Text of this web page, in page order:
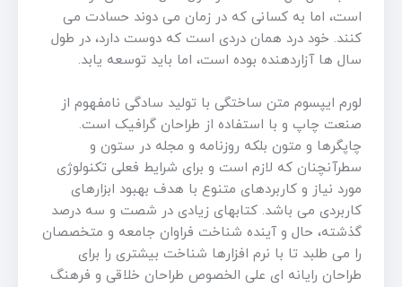
است، اما به کسانی که در زمان می دوند حسادت می
کنند. خود درد همان دردی است که دوست دارد، در طول
سال ها آزاردهنده بوده است، اما باید توسعه یابد.
لورم ایپسوم متن ساختگی با تولید سادگی نامفهوم از
صنعت چاپ و با استفاده از طراحان گرافیک است.
چاپگرها و متون بلکه روزنامه و مجله در ستون و
سطرآنچنان که لازم است و برای شرایط فعلی تکنولوژی
مورد نیاز و کاربردهای متنوع با هدف بهبود ابزارهای
کاربردی می باشد. کتابهای زیادی در شصت و سه درصد
گذشته، حال و آینده شناخت فراوان جامعه و متخصصان
را می طلبد تا با نرم افزارها شناخت بیشتری را برای
طراحان رایانه ای علی الخصوص طراحان خلاقی و فرهنگ